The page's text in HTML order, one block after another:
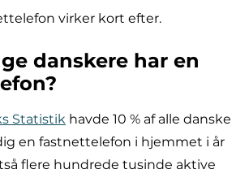
virker kort efter.
danskere har en
Statistik havde 10 % af alle danske
en fastnettelefon i hjemmet i år
flere hundrede tusinde aktive